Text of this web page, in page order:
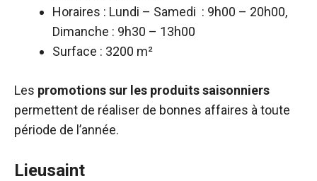
Horaires : Lundi – Samedi : 9h00 – 20h00,
Dimanche : 9h30 – 13h00
Surface : 3200 m²
Les promotions sur les produits saisonniers
permettent de réaliser de bonnes affaires à toute
période de l’année.
Lieusaint